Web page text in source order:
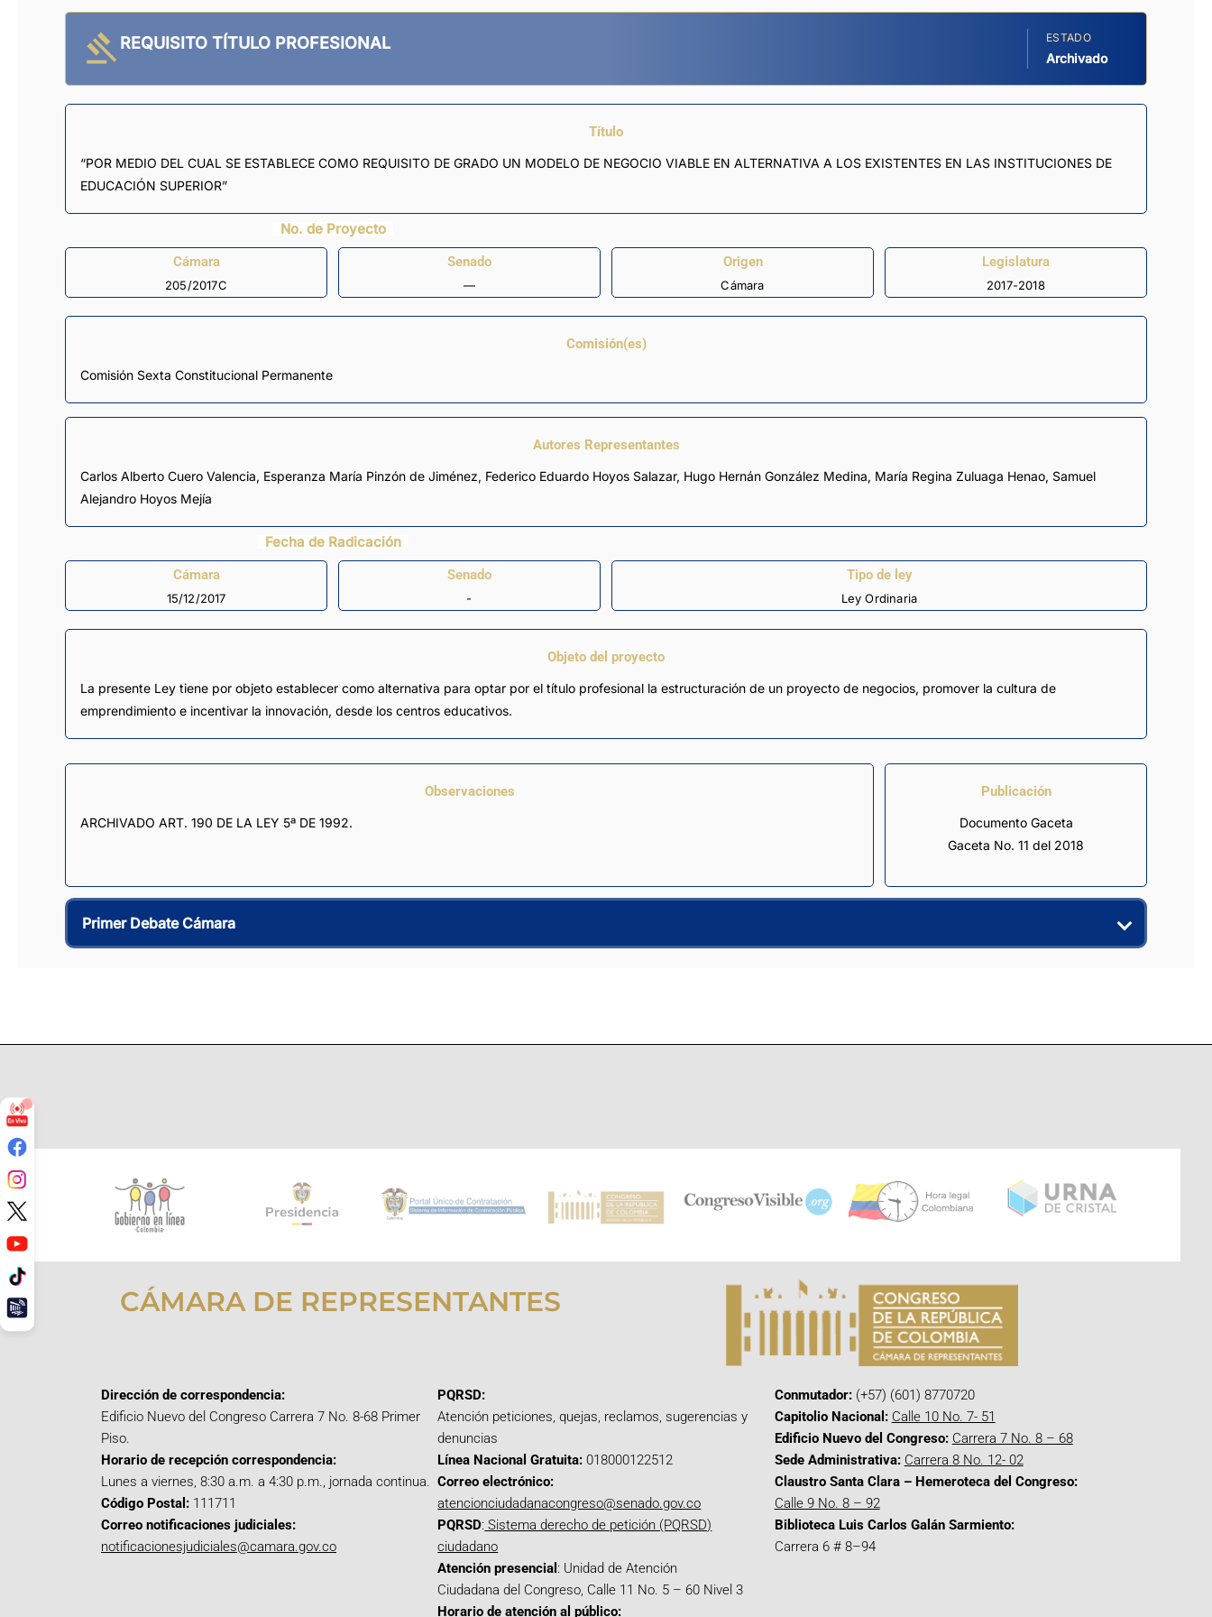
REQUISITO TÍTULO PROFESIONAL ESTADO
Archivado
Título
“POR MEDIO DEL CUAL SE ESTABLECE COMO REQUISITO DE GRADO UN MODELO DE NEGOCIO VIABLE EN ALTERNATIVA A LOS EXISTENTES EN LAS INSTITUCIONES DE
EDUCACIÓN SUPERIOR”
No. de Proyecto
Cámara
205/2017C
Senado
—
Origen
Cámara
Legislatura
2017-2018
Comisión(es)
Comisión Sexta Constitucional Permanente
Autores Representantes
Carlos Alberto Cuero Valencia, Esperanza María Pinzón de Jiménez, Federico Eduardo Hoyos Salazar, Hugo Hernán González Medina, María Regina Zuluaga Henao, Samuel
Alejandro Hoyos Mejía
Fecha de Radicación
Cámara
15/12/2017
Senado
-
Tipo de ley
Ley Ordinaria
Objeto del proyecto
La presente Ley tiene por objeto establecer como alternativa para optar por el título profesional la estructuración de un proyecto de negocios, promover la cultura de
emprendimiento e incentivar la innovación, desde los centros educativos.
Observaciones
ARCHIVADO ART. 190 DE LA LEY 5ª DE 1992.
Publicación
Documento Gaceta
Gaceta No. 11 del 2018
Primer Debate Cámara
CÁMARA DE REPRESENTANTES
Dirección de correspondencia:
Edificio Nuevo del Congreso Carrera 7 No. 8-68 Primer
Piso.
Horario de recepción correspondencia:
Lunes a viernes, 8:30 a.m. a 4:30 p.m., jornada continua.
Código Postal: 111711
Correo notificaciones judiciales:
notificacionesjudiciales@camara.gov.co
PQRSD:
Atención peticiones, quejas, reclamos, sugerencias y
denuncias
Línea Nacional Gratuita: 018000122512
Correo electrónico:
atencionciudadanacongreso@senado.gov.co
PQRSD: Sistema derecho de petición (PQRSD)
ciudadano
Atención presencial : Unidad de Atención
Ciudadana del Congreso, Calle 11 No. 5 – 60 Nivel 3
Horario de atención al público:
Conmutador:(+57) (601) 8770720
Capitolio Nacional: Calle 10 No. 7- 51
Edificio Nuevo del Congreso: Carrera 7 No. 8 – 68
Sede Administrativa: Carrera 8 No. 12- 02
Claustro Santa Clara – Hemeroteca del Congreso:
Calle 9 No. 8 – 92
Biblioteca Luis Carlos Galán Sarmiento:
Carrera 6 # 8–94